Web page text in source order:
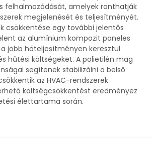
felhalmozódását, amelyek ronthatják
megjelenését és teljesítményét.
csökkentése egy további jelentős
az alumínium kompozit paneles
jobb hőteljesítményen keresztül
hűtési költségeket. A polietilén mag
segítenek stabilizálni a belső
az HVAC-rendszerek
költségcsökkentést eredményez
élettartama során.